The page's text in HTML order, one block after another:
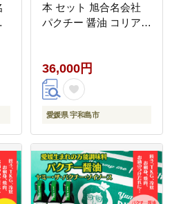
本 セット 旭合名会社
パクチー 醤油 コリアン
宇和島 J036-052013
36,000円
愛媛県 宇和島市